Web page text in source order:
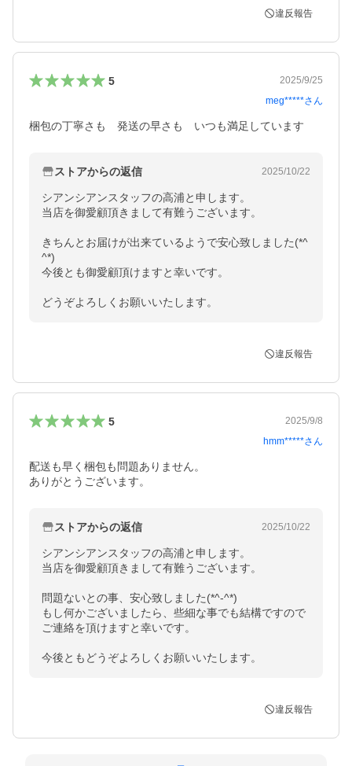
違反報告
5
2025/9/25
meg*****さん
梱包の丁寧さも　発送の早さも　いつも満足しています
ストアからの返信 2025/10/22
シアンシアンスタッフの高浦と申します。
当店を御愛顧頂きまして有難うございます。
きちんとお届けが出来ているようで安心致しました(*^
^*)
今後とも御愛顧頂けますと幸いです。
どうぞよろしくお願いいたします。
違反報告
5
2025/9/8
hmm*****さん
配送も早く梱包も問題ありません。
ありがとうございます。
ストアからの返信 2025/10/22
シアンシアンスタッフの高浦と申します。
当店を御愛顧頂きまして有難うございます。
問題ないとの事、安心致しました(*^-^*)
もし何かございましたら、些細な事でも結構ですので
ご連絡を頂けますと幸いです。
今後ともどうぞよろしくお願いいたします。
違反報告